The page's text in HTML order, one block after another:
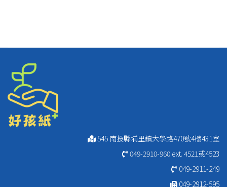
545 南投縣埔里鎮大學路470號4樓431室
049-2910-960 ext. 4521或4523
049-2911-249
049-2912-595